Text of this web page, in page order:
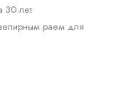
30 лет
раем для